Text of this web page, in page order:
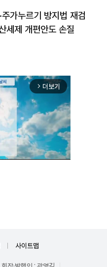
가누르기 방지법 재검
세제 개편안도 손질
arrow_forward_ios 더보기
사이트맵